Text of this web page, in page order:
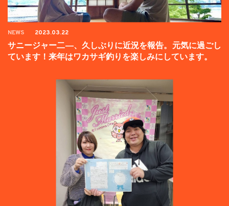
NEWS 2023.03.22
サニージャー二―、久しぶりに近況を報告。元気に過ごし
ています！来年はワカサギ釣りを楽しみにしています。